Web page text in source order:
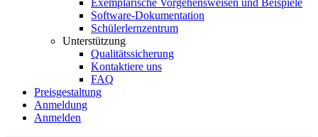
Exemplarische Vorgehensweisen und Beispiele
Software-Dokumentation
Schülerlernzentrum
Unterstützung
Qualitätssicherung
Kontaktiere uns
FAQ
Preisgestaltung
Anmeldung
Anmelden